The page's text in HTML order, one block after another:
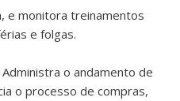
e monitora treinamentos
e folgas.
o andamento de
o processo de compras,